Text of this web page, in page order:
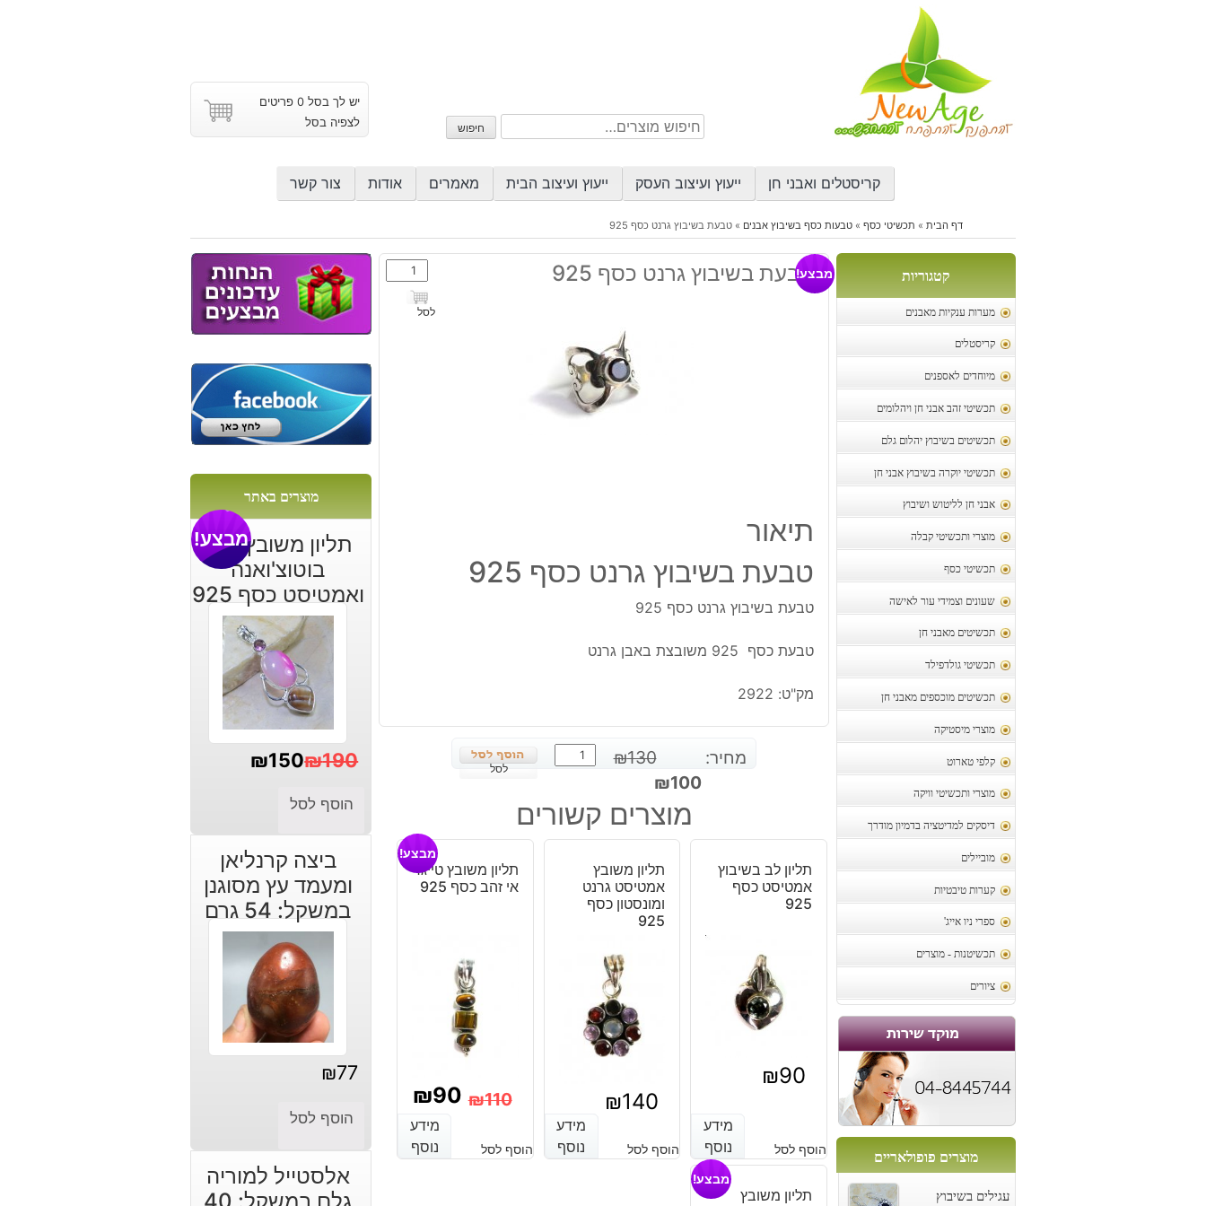
חיפוש
עבור:
חיפוש
יש לך בסל 0 פריטים
לצפיה בסל
קריסטלים ואבני חן ייעוץ ועיצוב העסק ייעוץ ועיצוב הבית מאמרים אודות צור קשר
דף הבית » תכשיטי כסף »טבעות כסף בשיבוץ אבנים »טבעת בשיבוץ גרנט כסף 925
קטגוריות
מערות ענקיות מאבנים
קריסטלים
מיוחדים לאספנים
תכשיטי זהב אבני חן ויהלומים
תכשיטים בשיבוץ יהלום גלם
תכשיטי יוקרה בשיבוץ אבני חן
אבני חן לליטוש ושיבוץ
מוצרי ותכשיטי קבלה
תכשיטי כסף
שעונים וצמידי עור לאישה
תכשיטים מאבני חן
תכשיטי גולדפילד
תכשיטים מוכספים מאבני חן
מוצרי מיסטיקה
קלפי טארוט
מוצרי ותכשיטי וויקה
דיסקים למדיטציה בדמיון מודרך
מוביילים
קערות טיבטיות
ספרי ניו אייג'
תכשיטנות - מוצרים
ציורים
מוצרים פופולאריים
עגילים בשיבוץ
טבעת בשיבוץ גרנט כסף 925
כמות
של
טבעת
לסל
מבצע!
תיאור
טבעת בשיבוץ גרנט כסף 925
טבעת בשיבוץ גרנט כסף 925
טבעת כסף 925 משובצת באבן גרנט
מק"ט: 2922
מחיר: ₪130
המחיר
המקורי
היה:
₪100
המחיר
הנוכחי
הוא:
כמות
של
בשיבוץ
גרנט
925
לסל
מוצרים קשורים
תליון לב בשיבוץ
אמטיסט כסף
925
₪90
מידע
נוסף
הוסף לסל
מידע
נוסף
תליון משובץ
אמטיסט גרנט
ומונסטון כסף
925
₪140
מידע
נוסף
הוסף לסל
מידע
נוסף
תליון משובץ טייגר
אי זהב כסף 925
מבצע!
₪110
המקורי
₪90
הנוכחי
מידע
נוסף
הוסף לסל
מידע
נוסף
תליון משובץ
מבצע!
מוצרים באתר
תליון משובץ אגט
בוטוצ'ואנה
ואמטיסט כסף 925
מבצע!
₪190
המקורי
₪190.
₪150
הנוכחי
₪150.
הוסף לסל
ביצה קרנליאן
ומעמד עץ מסוגנן
במשקל: 54 גרם
₪77
הוסף לסל
אלסטייל למוריה
גלם במשקל: 40